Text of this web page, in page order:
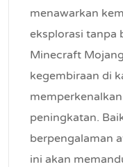
menawarkan
eksplorasi tanpa
Minecraft
kegembiraan di
peningkatan.
berpengalaman
ini akan